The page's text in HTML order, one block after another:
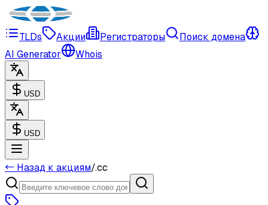
TLDs Акции Регистраторы
Поиск домена
AI Generator
Whois
USD
USD
← Назад к акциям/.cc